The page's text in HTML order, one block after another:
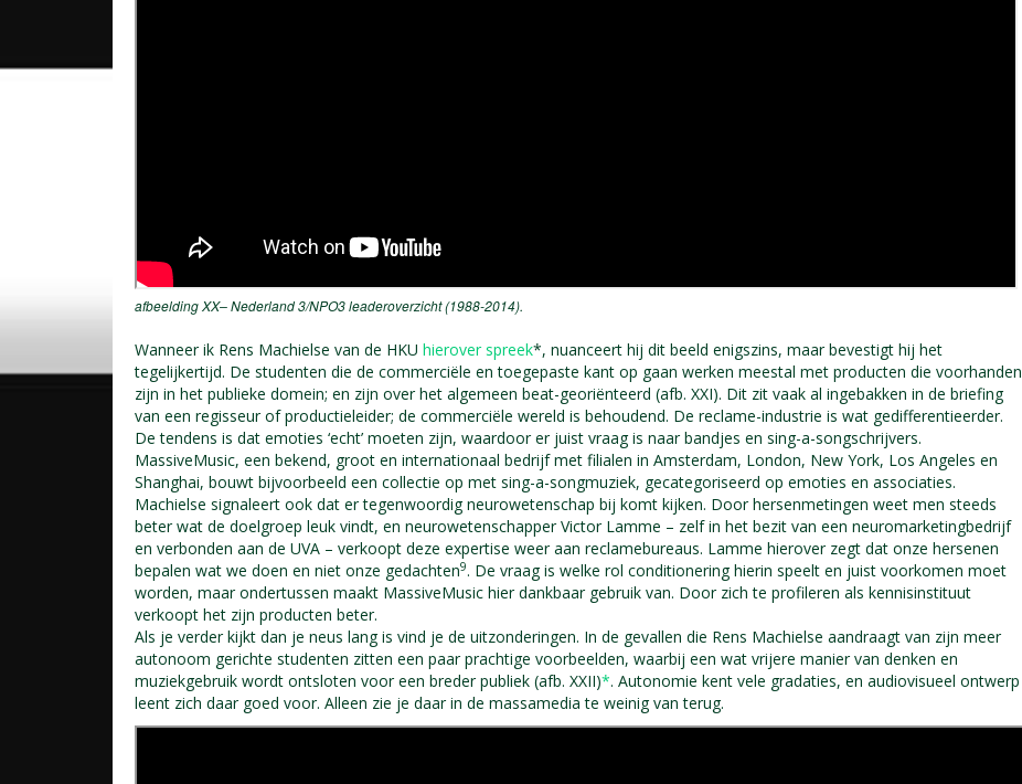
afbeeldingXX– Nederland 3/NPO3 leaderoverzicht (1988-2014).
Wanneer ik Rens Machielse van de HKU hierover spreek*, nuanceert hij dit beeld enigszins, maar bevestigt hij het
tegelijkertijd. De studenten die de commerciële en toegepaste kant op gaan werken meestal met producten die voorhanden
zijn in het publieke domein; en zijn over het algemeen beat-georiënteerd (afb. XXI). Dit zit vaak al ingebakken in de briefing
van een regisseur of productieleider; de commerciële wereld is behoudend. De reclame-industrie is wat gedifferentieerder.
De tendens is dat emoties ‘echt’ moeten zijn, waardoor er juist vraag is naar bandjes en sing-a-songschrijvers.
MassiveMusic, een bekend, groot en internationaal bedrijf met filialen in Amsterdam, London, New York, Los Angeles en
Shanghai, bouwt bijvoorbeeld een collectie op met sing-a-songmuziek, gecategoriseerd op emoties en associaties.
Machielse signaleert ook dat er tegenwoordig neurowetenschap bij komt kijken. Door hersenmetingen weet men steeds
beter wat de doelgroep leuk vindt, en neurowetenschapper Victor Lamme – zelf in het bezit van een neuromarketingbedrijf
en verbonden aan de UVA – verkoopt deze expertise weer aan reclamebureaus. Lamme hierover zegt dat onze hersenen
bepalen wat we doen en niet onze gedachten9. De vraag is welke rol conditionering hierin speelt en juist voorkomen moet
worden, maar ondertussen maakt MassiveMusic hier dankbaar gebruik van. Door zich te profileren als kennisinstituut
verkoopt het zijn producten beter.
Als je verder kijkt dan je neus lang is vind je de uitzonderingen. In de gevallen die Rens Machielse aandraagt van zijn meer
autonoom gerichte studenten zitten een paar prachtige voorbeelden, waarbij een wat vrijere manier van denken en
muziekgebruik wordt ontsloten voor een breder publiek (afb. XXII)*. Autonomie kent vele gradaties, en audiovisueel ontwerp
leent zich daar goed voor. Alleen zie je daar in de massamedia te weinig van terug.